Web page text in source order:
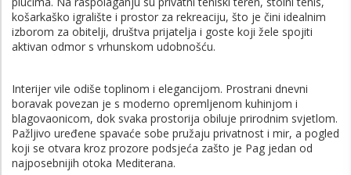
košarkaško igralište i prostor za rekreaciju, što je čini idealnim
izborom za obitelji, društva prijatelja i goste koji žele spojiti
aktivan odmor s vrhunskom udobnošću.
Interijer vile odiše toplinom i elegancijom. Prostrani dnevni
boravak povezan je s moderno opremljenom kuhinjom i
blagovaonicom, dok svaka prostorija obiluje prirodnim svjetlom.
Pažljivo uređene spavaće sobe pružaju privatnost i mir, a pogled
koji se otvara kroz prozore podsjeća zašto je Pag jedan od
najposebnijih otoka Mediterana.